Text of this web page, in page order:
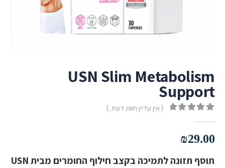
USN Slim Metabolism
Support
( אין עדיין חוות דעת. )
₪29.00
תוסף תזונה לתמיכה בקצב חילוף החומרים מבית USN